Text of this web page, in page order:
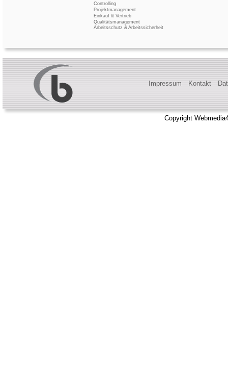
Controlling
Projektmanagement
Einkauf & Vertrieb
Qualitätsmanagement
Arbeitsschutz & Arbeitssicherheit
Impressum Kontakt
Copyright